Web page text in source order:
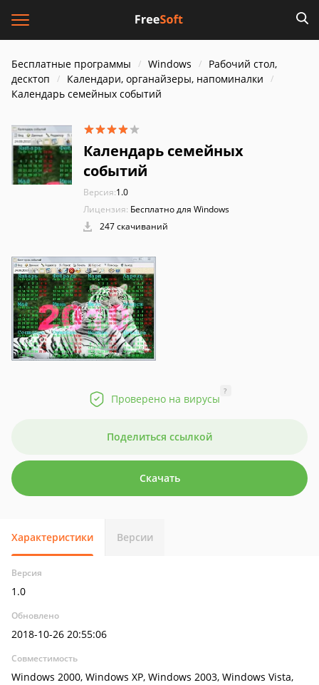
Бесплатные программы Windows
Рабочий стол,
десктоп
Календари, органайзеры, напоминалки
Календарь семейных событий
Календарь семейных
событий
Версия:1.0
Лицензия: Бесплатно для Windows
247 скачиваний
Проверено на вирусы
?
Поделиться ссылкой
Скачать
Характеристики Версии
Версия
1.0
Обновлено
2018-10-26 20:55:06
Совместимость
Windows 2000, Windows XP, Windows 2003, Windows Vista,